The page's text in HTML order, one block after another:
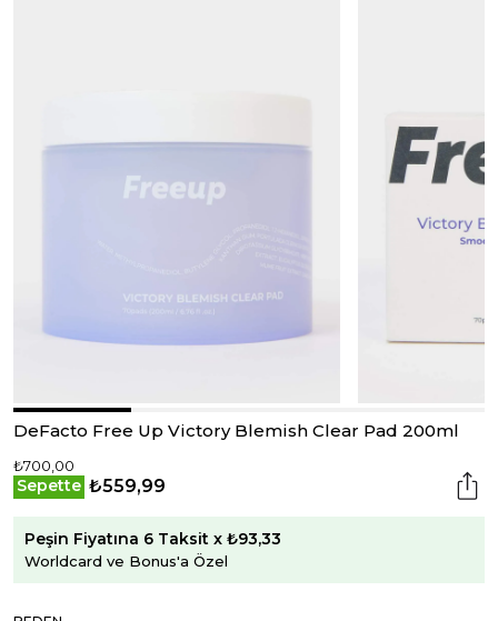
DeFacto Free Up Victory Blemish Clear Pad 200ml
₺700,00
Sepette ₺559,99
Peşin Fiyatına 6 Taksit x ₺93,33
Worldcard ve Bonus'a Özel